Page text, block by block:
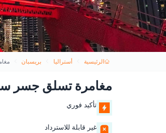
الرئيسية أستراليا بريسبان
مغامرة تسلق جسر
تأكيد فوري
غير قابلة للاسترداد